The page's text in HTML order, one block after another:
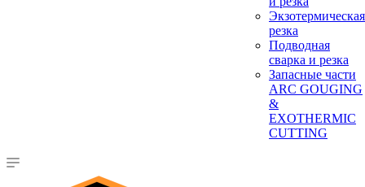
Экзотермическая
резка
Подводная
сварка и резка
Запасные части
ARC GOUGING
&
EXOTHERMIC
CUTTING